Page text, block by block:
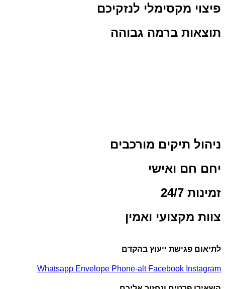
מקסימלי לנזקיכם
ברמה גבוהה
תיקים מורכבים
ואישי
7
ואמין
פגישת ייעוץ בהקדם
Whatsapp Envelope Phone-alt Facebook